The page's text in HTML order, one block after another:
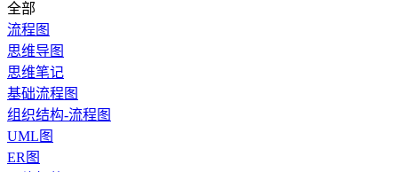
全部
流程图
思维导图
思维笔记
基础流程图
组织结构-流程图
UML图
ER图